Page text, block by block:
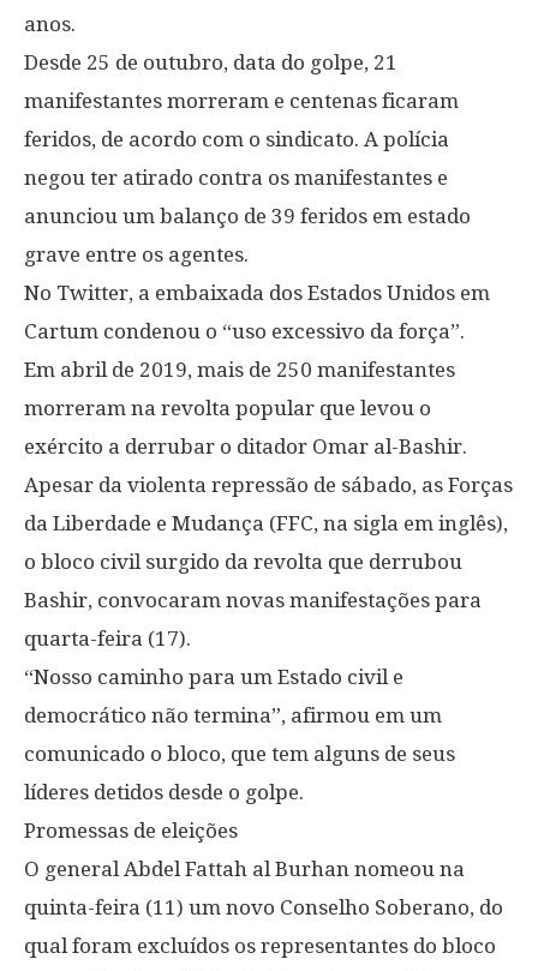
anos.
Desde 25 de outubro, data do golpe, 21
manifestantes morreram e centenas ficaram
feridos, de acordo com o sindicato. A polícia
negou ter atirado contra os manifestantes e
anunciou um balanço de 39 feridos em estado
grave entre os agentes.
No Twitter, a embaixada dos Estados Unidos em
Cartum condenou o “uso excessivo da força”.
Em abril de 2019, mais de 250 manifestantes
morreram na revolta popular que levou o
exército a derrubar o ditador Omar al-Bashir.
Apesar da violenta repressão de sábado, as Forças
da Liberdade e Mudança (FFC, na sigla em inglês),
o bloco civil surgido da revolta que derrubou
Bashir, convocaram novas manifestações para
quarta-feira (17).
“Nosso caminho para um Estado civil e
democrático não termina”, afirmou em um
comunicado o bloco, que tem alguns de seus
líderes detidos desde o golpe.
Promessas de eleições
O general Abdel Fattah al Burhan nomeou na
quinta-feira (11) um novo Conselho Soberano, do
qual foram excluídos os representantes do bloco